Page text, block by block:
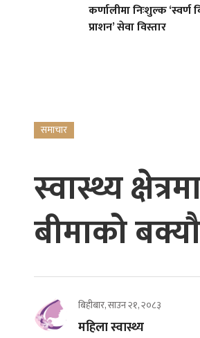
कर्णालीमा निःशुल्क ‘स्वर्ण
प्राशन’ सेवा विस्तार
समाचार
स्वास्थ्य
बीमाको
बिहीबार, साउन २१, २०८३
महिला स्वास्थ्य